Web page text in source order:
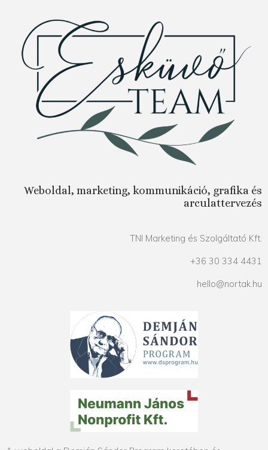
Weboldal, marketing, kommunikáció, grafika és
arculattervezés
TNI Marketing és Szolgáltató Kft.
+36 30 334 4431
hello@nortak.hu